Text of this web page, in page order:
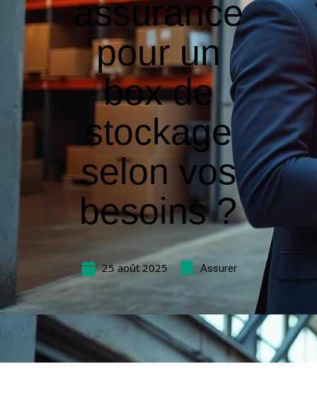
assurance
pour un
box de
stockage
selon vos
besoins ?
25 août 2025 Assurer